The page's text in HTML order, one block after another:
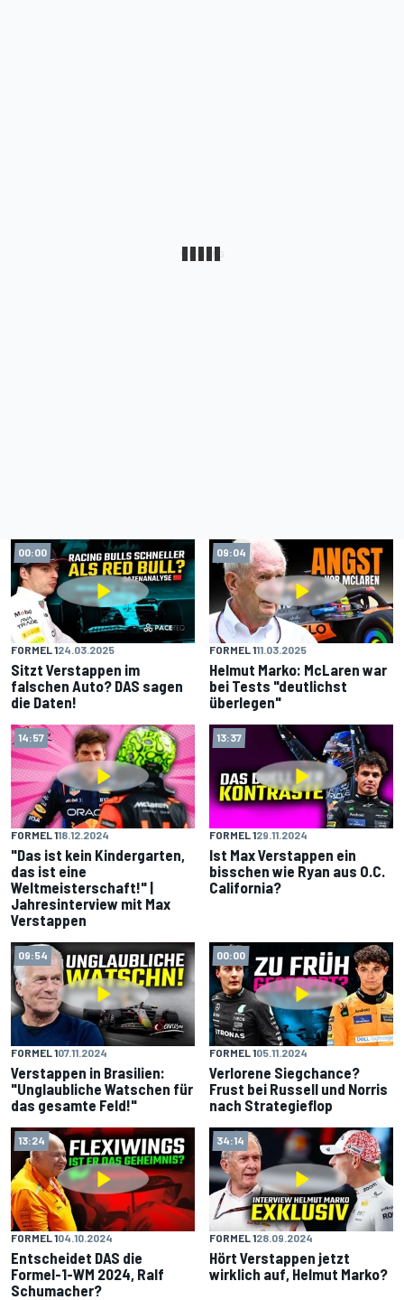
00:00
FORMEL 124.03.2025
Sitzt Verstappen im
falschen Auto? DAS sagen
die Daten!
09:04
FORMEL 111.03.2025
Helmut Marko: McLaren war
bei Tests "deutlichst
überlegen"
14:57
FORMEL 118.12.2024
"Das ist kein Kindergarten,
das ist eine
Weltmeisterschaft!" |
Jahresinterview mit Max
Verstappen
13:37
FORMEL 129.11.2024
Ist Max Verstappen ein
bisschen wie Ryan aus O.C.
California?
09:54
FORMEL 107.11.2024
Verstappen in Brasilien:
"Unglaubliche Watschen für
das gesamte Feld!"
00:00
FORMEL 105.11.2024
Verlorene Siegchance?
Frust bei Russell und Norris
nach Strategieflop
13:24
FORMEL 104.10.2024
Entscheidet DAS die
Formel-1-WM 2024, Ralf
Schumacher?
34:14
FORMEL 128.09.2024
Hört Verstappen jetzt
wirklich auf, Helmut Marko?